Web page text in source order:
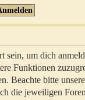
sein, um dich
Funktionen
Beachte bitte
die jeweiligen